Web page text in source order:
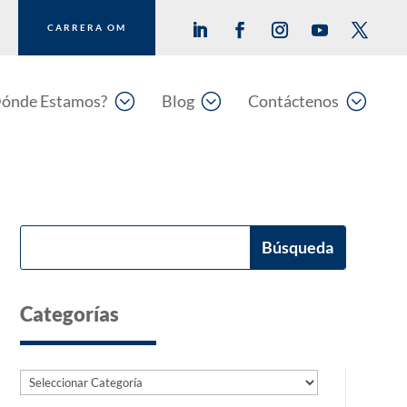
CARRERA OM
;
Estamos? ;
Blog ;
Contáctenos
Categorías
Categorías